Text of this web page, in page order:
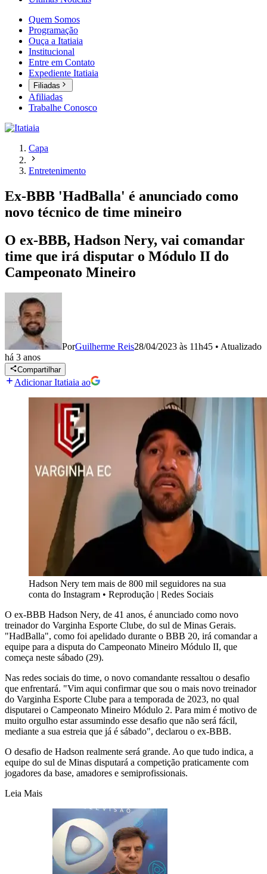
Quem Somos
Programação
Ouça a Itatiaia
Institucional
Entre em Contato
Expediente Itatiaia
Filiadas
Afiliadas
Trabalhe Conosco
Capa
Entretenimento
Ex-BBB 'HadBalla' é anunciado como
novo técnico de time mineiro
O ex-BBB, Hadson Nery, vai comandar
time que irá disputar o Módulo II do
Campeonato Mineiro
PorGuilherme Reis28/04/2023 às 11h45 • Atualizado
há 3 anos
Compartilhar
Adicionar Itatiaia ao
Hadson Nery tem mais de 800 mil seguidores na sua
conta do Instagram • Reprodução | Redes Sociais
O ex-BBB Hadson Nery, de 41 anos, é anunciado como novo
treinador do Varginha Esporte Clube, do sul de Minas Gerais.
"HadBalla", como foi apelidado durante o BBB 20, irá comandar a
equipe para a disputa do Campeonato Mineiro Módulo II, que
começa neste sábado (29).
Nas redes sociais do time, o novo comandante ressaltou o desafio
que enfrentará. "Vim aqui confirmar que sou o mais novo treinador
do Varginha Esporte Clube para a temporada de 2023, no qual
disputarei o Campeonato Mineiro Módulo 2. Para mim é motivo de
muito orgulho estar assumindo esse desafio que não será fácil,
mediante a sua estreia que já é sábado", declarou o ex-BBB.
O desafio de Hadson realmente será grande. Ao que tudo indica, a
equipe do sul de Minas disputará a competição praticamente com
jogadores da base, amadores e semiprofissionais.
Leia Mais